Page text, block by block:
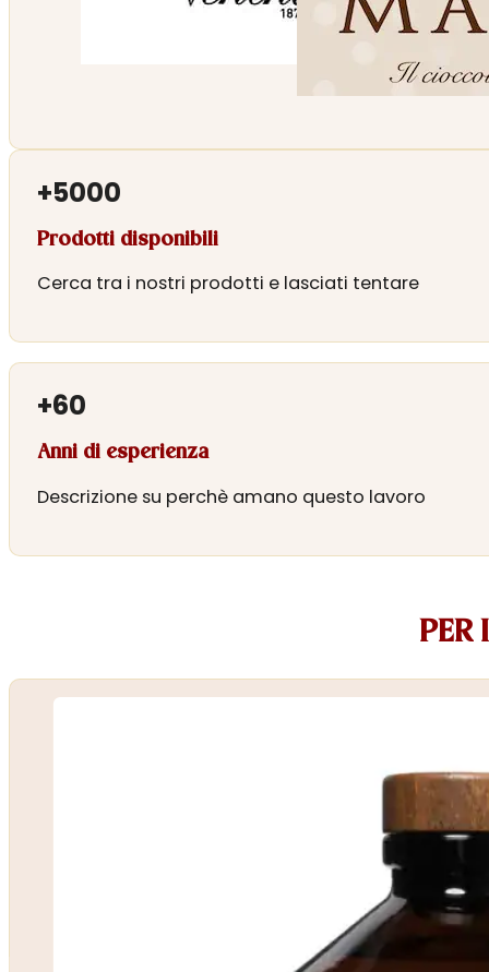
+5000
Prodotti disponibili
Cerca tra i nostri prodotti e lasciati tentare
+60
Anni di esperienza
Descrizione su perchè amano questo lavoro
PER